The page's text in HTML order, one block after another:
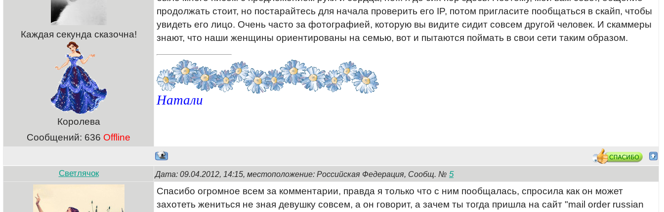
Каждая секунда сказочна!
Королева
Сообщений: 636 Offline
продолжать стоит, но постарайтесь для начала проверить его IP, потом пригласите пообщаться в скайп, чтобы
увидеть его лицо. Очень часто за фотографией, которую вы видите сидит совсем другой человек. И скаммеры
знают, что наши женщины ориентированы на семью, вот и пытаются поймать в свои сети таким образом.
Натали
Светлячок Дата: 09.04.2012, 14:15, местоположение: Российская Федерация, Сообщ. № 5
Спасибо огромное всем за комментарии, правда я только что с ним пообщалась, спросила как он может
захотеть жениться не зная девушку совсем, а он говорит, а зачем ты тогда пришла на сайт "mail order russian